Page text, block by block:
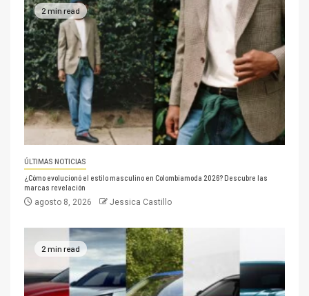
2 min read
ÚLTIMAS NOTICIAS
¿Cómo evolucionó el estilo masculino en Colombiamoda 2026? Descubre las
marcas revelación
agosto 8, 2026 Jessica Castillo
2 min read